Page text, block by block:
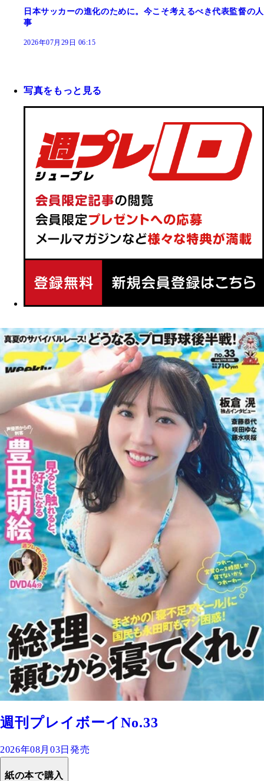
日本サッカーの進化のために。今こそ考えるべき代表監督の人
事
2026年07月29日 06:15
写真をもっと見る
週刊プレイボーイNo.33
2026年08月03日発売
紙の本で購入